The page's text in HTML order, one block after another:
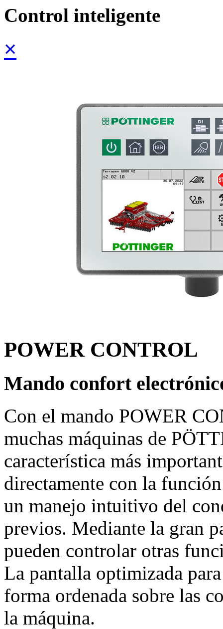
Control inteligente
×
POWER CONTROL
Mando confort
Con el mando POWER
muchas máquinas de
característica más
directamente con la
un manejo intuitivo del
previos. Mediante la gran
pueden controlar otras
La pantalla optimizada
forma ordenada sobre las
la máquina.